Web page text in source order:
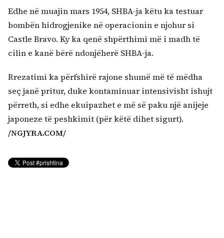
Edhe në muajin mars 1954, SHBA-ja këtu ka testuar
bombën hidrogjenike në operacionin e njohur si
Castle Bravo. Ky ka qenë shpërthimi më i madh të
cilin e kanë bërë ndonjëherë SHBA-ja.
Rrezatimi ka përfshirë rajone shumë më të mëdha
seç janë pritur, duke kontaminuar intensivisht ishujt
përreth, si edhe ekuipazhet e më së paku një anijeje
japoneze të peshkimit (për këtë dihet sigurt).
/NGJYRA.COM/